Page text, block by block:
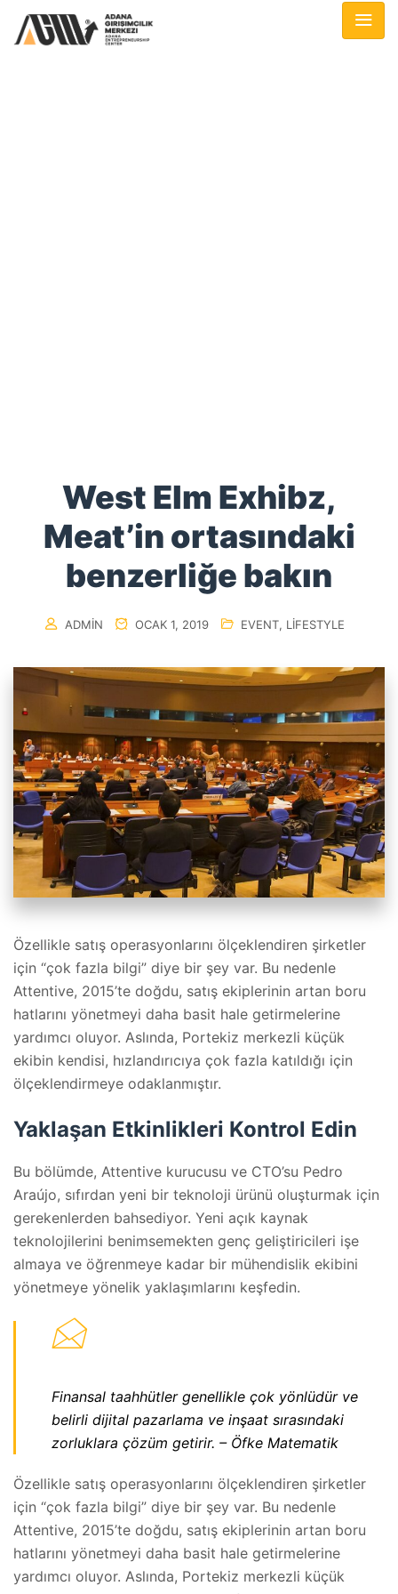
West Elm Exhibz,
Meat’in ortasındaki
benzerliğe bakın
ADMIN OCAK 1, 2019 EVENT, LIFESTYLE
Özellikle satış operasyonlarını ölçeklendiren şirketler
için “çok fazla bilgi” diye bir şey var. Bu nedenle
Attentive, 2015’te doğdu, satış ekiplerinin artan boru
hatlarını yönetmeyi daha basit hale getirmelerine
yardımcı oluyor. Aslında, Portekiz merkezli küçük
ekibin kendisi, hızlandırıcıya çok fazla katıldığı için
ölçeklendirmeye odaklanmıştır.
Yaklaşan Etkinlikleri Kontrol Edin
Bu bölümde, Attentive kurucusu ve CTO’su Pedro
Araújo, sıfırdan yeni bir teknoloji ürünü oluşturmak için
gerekenlerden bahsediyor. Yeni açık kaynak
teknolojilerini benimsemekten genç geliştiricileri işe
almaya ve öğrenmeye kadar bir mühendislik ekibini
yönetmeye yönelik yaklaşımlarını keşfedin.
Finansal taahhütler genellikle çok yönlüdür ve
belirli dijital pazarlama ve inşaat sırasındaki
zorluklara çözüm getirir. – Öfke Matematik
Özellikle satış operasyonlarını ölçeklendiren şirketler
için “çok fazla bilgi” diye bir şey var. Bu nedenle
Attentive, 2015’te doğdu, satış ekiplerinin artan boru
hatlarını yönetmeyi daha basit hale getirmelerine
yardımcı oluyor. Aslında, Portekiz merkezli küçük